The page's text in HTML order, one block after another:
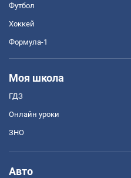
Футбол
Хоккей
Формула-1
Моя школа
ГДЗ
Онлайн уроки
ЗНО
Авто